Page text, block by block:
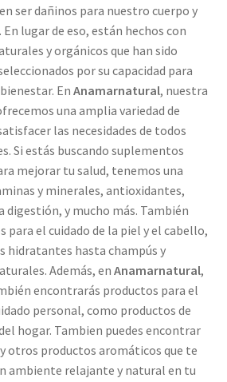
ser dañinos para nuestro cuerpo y
lugar de eso, están hechos con
y orgánicos que han sido
por su capacidad para
En Anamarnatural, nuestra
una amplia variedad de
las necesidades de todos
Si estás buscando suplementos
mejorar tu salud, tenemos una
y minerales, antioxidantes,
digestión, y mucho más. También
para el cuidado de la piel y el cabello,
hidratantes hasta champús y
Además, en Anamarnatural,
encontrarás productos para el
personal, como productos de
hogar. Tambien puedes encontrar
otros productos aromáticos que te
ambiente relajante y natural en tu